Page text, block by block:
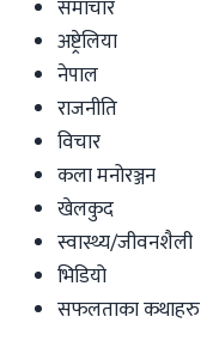
समाचार
अष्ट्रेलिया
नेपाल
राजनीति
विचार
कला मनोरञ्जन
खेलकुद
स्वास्थ्य/जीवनशैली
भिडियो
सफलताका कथाहरु